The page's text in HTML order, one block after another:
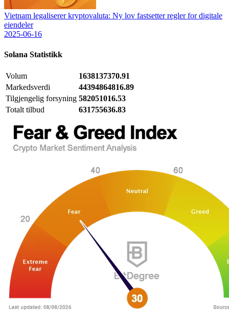
Vietnam legaliserer kryptovaluta: Ny lov fastsetter regler for digitale
eiendeler
2025-06-16
Solana Statistikk
Volum
1638137370.91
Markedsverdi
44394864816.89
Tilgjengelig forsyning 582051016.53
Totalt tilbud
631755636.83